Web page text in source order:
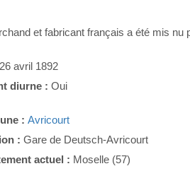
et fabricant français a été mis
26 avril 1892
diurne :Oui
:Avricourt
:Gare de Deutsch-Avricourt
actuel : Moselle (57)